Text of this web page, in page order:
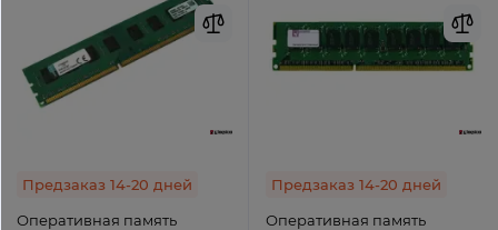
Предзаказ 14-20 дней
Оперативная память
Предзаказ 14-20 дней
Оперативная память